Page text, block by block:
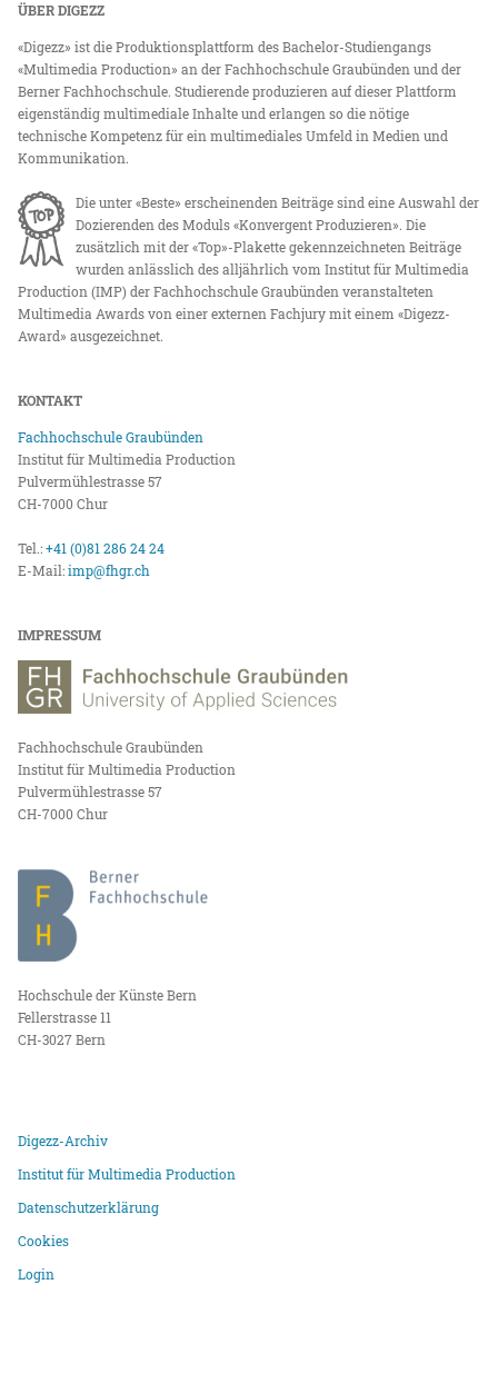
ÜBER DIGEZZ
«Digezz» ist die Produktionsplattform des Bachelor-Studiengangs
«Multimedia Production» an der Fachhochschule Graubünden und der
Berner Fachhochschule. Studierende produzieren auf dieser Plattform
eigenständig multimediale Inhalte und erlangen so die nötige
technische Kompetenz für ein multimediales Umfeld in Medien und
Kommunikation.
Die unter «Beste» erscheinenden Beiträge sind eine Auswahl der
Dozierenden des Moduls «Konvergent Produzieren». Die
zusätzlich mit der «Top»-Plakette gekennzeichneten Beiträge
wurden anlässlich des alljährlich vom Institut für Multimedia
Production (IMP) der Fachhochschule Graubünden veranstalteten
Multimedia Awards von einer externen Fachjury mit einem «Digezz-
Award» ausgezeichnet.
KONTAKT
Fachhochschule Graubünden
Institut für Multimedia Production
Pulvermühlestrasse 57
CH-7000 Chur
Tel.:+41 (0)81 286 24 24
E-Mail:imp@fhgr.ch
IMPRESSUM
Fachhochschule Graubünden
Institut für Multimedia Production
Pulvermühlestrasse 57
CH-7000 Chur
Hochschule der Künste Bern
Fellerstrasse 11
CH-3027 Bern
Digezz-Archiv
Institut für Multimedia Production
Datenschutzerklärung
Cookies
Login